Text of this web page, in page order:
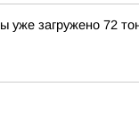
уже загружено 72